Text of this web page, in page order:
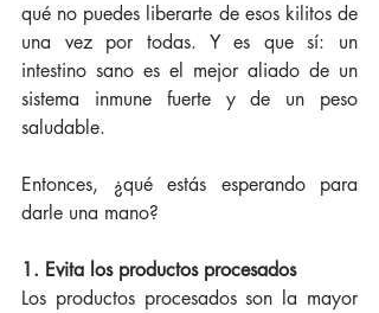
qué no puedes liberarte de esos kilitos de
una vez por todas. Y es que sí: un
intestino sano es el mejor aliado de un
sistema inmune fuerte y de un peso
saludable.
Entonces, ¿qué estás esperando para
darle una mano?
1. Evita los productos procesados
Los productos procesados son la mayor